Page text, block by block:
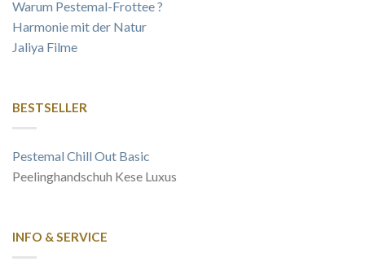
Warum Pestemal-Frottee ?
Harmonie mit der Natur
Jaliya Filme
BESTSELLER
Pestemal Chill Out Basic
Peelinghandschuh Kese Luxus
INFO & SERVICE